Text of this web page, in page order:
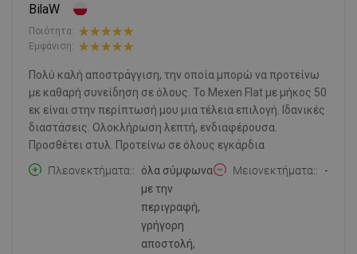
BilaW
Ποιότητα:
Εμφάνιση:
Πολύ καλή αποστράγγιση, την οποία μπορώ να προτείνω
με καθαρή συνείδηση σε όλους. Το Mexen Flat με μήκος 50
εκ είναι στην περίπτωσή μου μια τέλεια επιλογή. Ιδανικές
διαστάσεις. Ολοκλήρωση λεπτή, ενδιαφέρουσα.
Προσθέτει στυλ. Προτείνω σε όλους εγκάρδια
Πλεονεκτήματα:
όλα σύμφωνα
με την
περιγραφή,
γρήγορη
αποστολή,
Μειονεκτήματα: -